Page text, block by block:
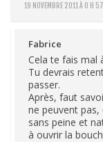
19 NOVEMBRE 2011 À 0 H
Fabrice
Cela te fais mal
Tu devrais
passer.
Après, faut
ne peuvent
sans peine et
à ouvrir la